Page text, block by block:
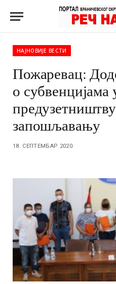
НАЈНОВИЈЕ ВЕСТИ
Пожаревац:
о субвенцијама
запошљавању
18. СЕПТЕМБАР 2020.